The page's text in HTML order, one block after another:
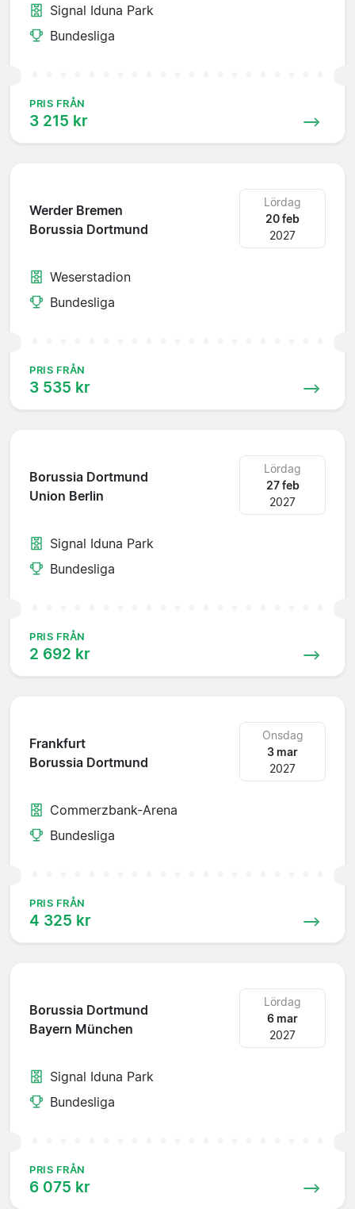
Signal Iduna Park
Bundesliga
PRIS FRÅN
3 215 kr
Werder Bremen
Borussia Dortmund
Lördag
20 feb
2027
Weserstadion
Bundesliga
PRIS FRÅN
3 535 kr
Borussia Dortmund
Union Berlin
Lördag
27 feb
2027
Signal Iduna Park
Bundesliga
PRIS FRÅN
2 692 kr
Frankfurt
Borussia Dortmund
Onsdag
3 mar
2027
Commerzbank-Arena
Bundesliga
PRIS FRÅN
4 325 kr
Borussia Dortmund
Bayern München
Lördag
6 mar
2027
Signal Iduna Park
Bundesliga
PRIS FRÅN
6 075 kr